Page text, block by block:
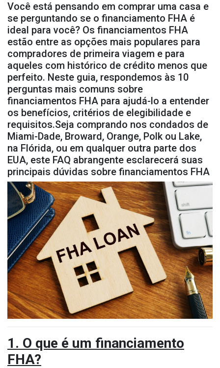
Você está pensando em comprar uma casa e
se perguntando se o financiamento FHA é
ideal para você? Os financiamentos FHA
estão entre as opções mais populares para
compradores de primeira viagem e para
aqueles com histórico de crédito menos que
perfeito. Neste guia, respondemos às 10
perguntas mais comuns sobre
financiamentos FHA para ajudá-lo a entender
os benefícios, critérios de elegibilidade e
requisitos.Seja comprando nos condados de
Miami-Dade, Broward, Orange, Polk ou Lake,
na Flórida, ou em qualquer outra parte dos
EUA, este FAQ abrangente esclarecerá suas
principais dúvidas sobre financiamentos FHA
1. O que é um financiamento
FHA?